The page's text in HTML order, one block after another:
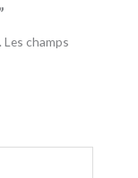
Les champs